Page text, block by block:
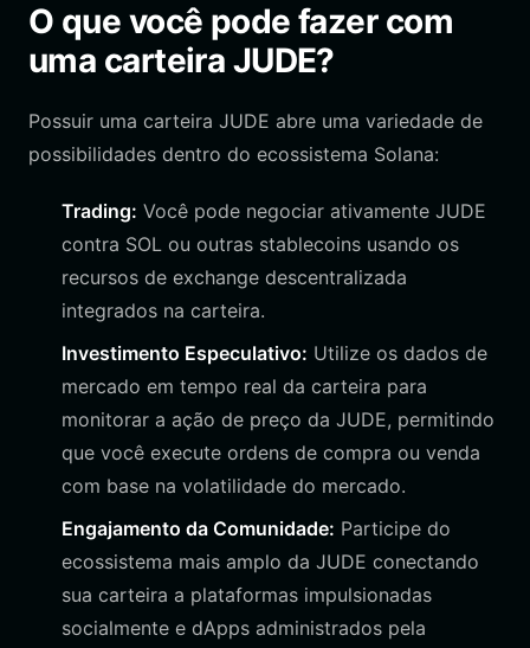
O que você pode fazer com
uma carteira JUDE?
Possuir uma carteira JUDE abre uma variedade de
possibilidades dentro do ecossistema Solana:
Trading: Você pode negociar ativamente JUDE
contra SOL ou outras stablecoins usando os
recursos de exchange descentralizada
integrados na carteira.
Investimento Especulativo: Utilize os dados de
mercado em tempo real da carteira para
monitorar a ação de preço da JUDE, permitindo
que você execute ordens de compra ou venda
com base na volatilidade do mercado.
Engajamento da Comunidade: Participe do
ecossistema mais amplo da JUDE conectando
sua carteira a plataformas impulsionadas
socialmente e dApps administrados pela